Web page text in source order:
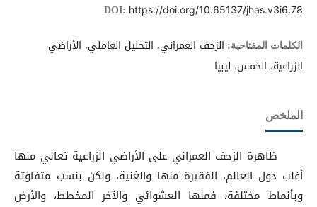
DOI: https://doi.org/10.65137/jhas.v3i6.78
الكلمات المفتاحية: الزحف العمراني، التحليل العاملي، الأراضي
الزراعية، الخمس، ليبيا
الملخص
ظاهرة الزحف العمراني على الأراضي الزراعية تعاني منها
أغلب دول العالم، الفقيرة منها والغنية، ولكن بنسب متفاوتة
وبأنماط مختلفة، فمنها العشوائي والآخر المخطط، والأرض